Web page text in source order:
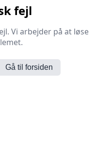
fejl
Vi arbejder på at løse
Gå til forsiden